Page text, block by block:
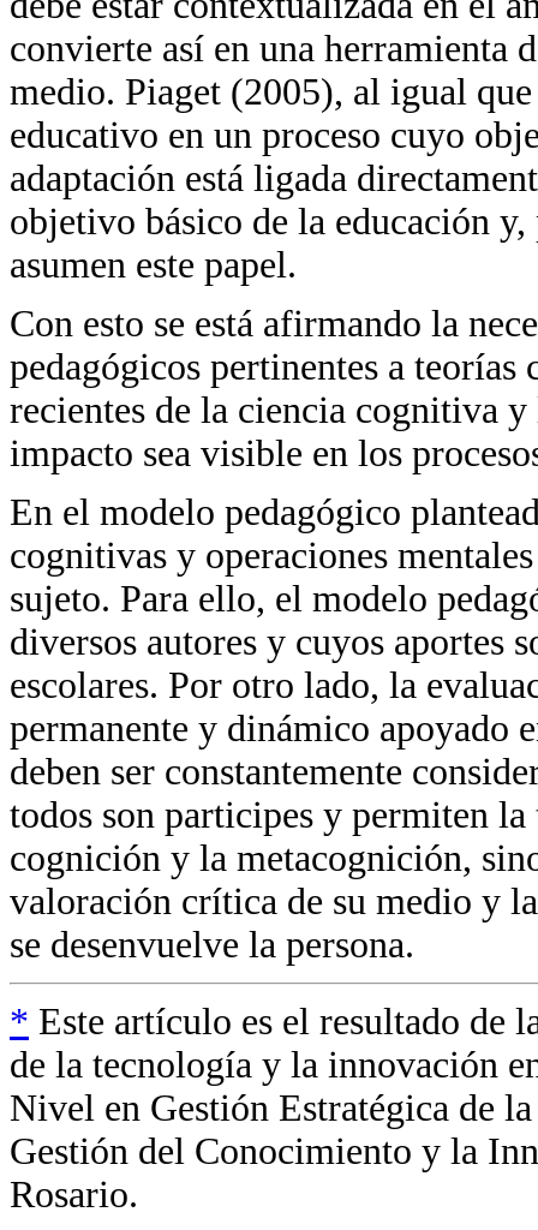
convierte así en una herramienta
medio. Piaget (2005), al igual
educativo en un proceso cuyo
adaptación está ligada
objetivo básico de la educación
asumen este papel.
Con esto se está afirmando la
pedagógicos pertinentes a teorías
recientes de la ciencia cognitiva
impacto sea visible en los
En el modelo pedagógico
cognitivas y operaciones
sujeto. Para ello, el modelo
diversos autores y cuyos aportes
escolares. Por otro lado, la
permanente y dinámico apoyado
deben ser constantemente
todos son participes y permiten
cognición y la metacognición,
valoración crítica de su medio y
se desenvuelve la persona.
* Este artículo es el resultado de
de la tecnología y la innovación
Nivel en Gestión Estratégica de
Gestión del Conocimiento y la
Rosario.